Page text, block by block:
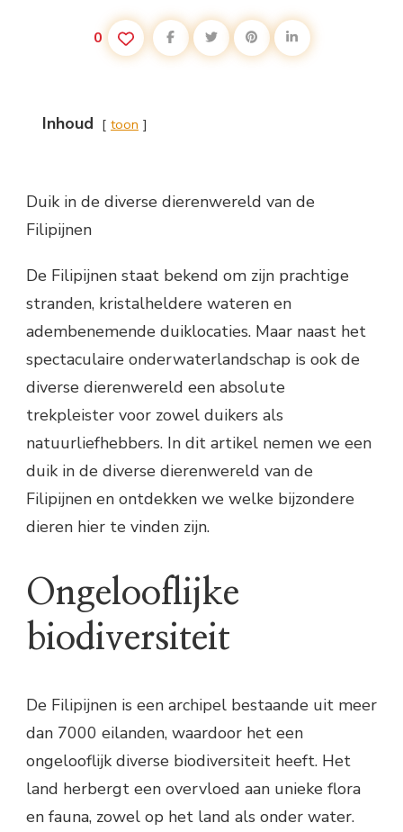
0
Inhoud toon
Duik in de diverse dierenwereld van de
Filipijnen
De Filipijnen staat bekend om zijn prachtige
stranden, kristalheldere wateren en
adembenemende duiklocaties. Maar naast het
spectaculaire onderwaterlandschap is ook de
diverse dierenwereld een absolute
trekpleister voor zowel duikers als
natuurliefhebbers. In dit artikel nemen we een
duik in de diverse dierenwereld van de
Filipijnen en ontdekken we welke bijzondere
dieren hier te vinden zijn.
Ongelooflijke
biodiversiteit
De Filipijnen is een archipel bestaande uit meer
dan 7000 eilanden, waardoor het een
ongelooflijk diverse biodiversiteit heeft. Het
land herbergt een overvloed aan unieke flora
en fauna, zowel op het land als onder water.